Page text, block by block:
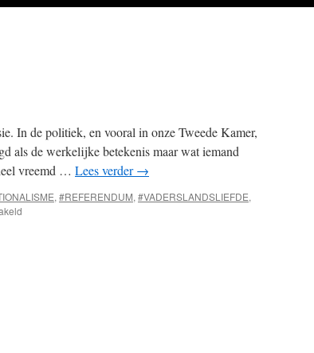
In de politiek, en vooral in onze Tweede Kamer,
als de werkelijke betekenis maar wat iemand
vreemd … Lees verder→
, #REFERENDUM, #VADERSLANDSLIEFDE,